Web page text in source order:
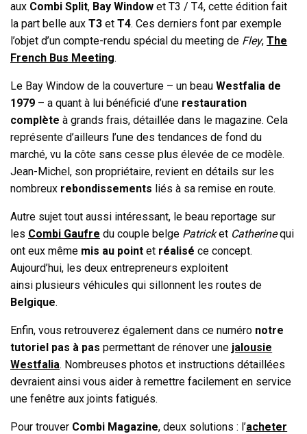
aux Combi Split, Bay Window et T3 / T4, cette édition fait
la part belle auxT3 etT4. Ces derniers font par exemple
l’objet d’un compte-rendu spécial du meeting de Fley,The
French Bus Meeting.
Le Bay Window de la couverture – un beauWestfalia de
1979 – a quant à lui bénéficié d’une restauration
complète à grands frais, détaillée dans le magazine. Cela
représente d’ailleurs l’une des tendances de fond du
marché, vu la côte sans cesse plus élevée de ce modèle.
Jean-Michel, son propriétaire, revient en détails sur les
nombreux rebondissements liés à sa remise en route.
Autre sujet tout aussi intéressant, le beau reportage sur
les Combi Gaufre du couple belge Patricket Catherinequi
ont eux même mis au point et réalisé ce concept.
Aujourd’hui, les deux entrepreneurs exploitent
ainsi plusieurs véhicules qui sillonnent les routes de
Belgique.
Enfin, vous retrouverez également dans ce numéro notre
tutoriel pas à pas permettant de rénover une jalousie
Westfalia. Nombreuses photos et instructions détaillées
devraient ainsi vous aider à remettre facilement en service
une fenêtre aux joints fatigués.
Pour trouver Combi Magazine, deux solutions : l’acheter